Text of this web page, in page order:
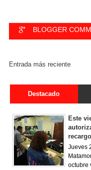
BLOGGER
Entrada más reciente
Destacado
Este
Jueves
octubre